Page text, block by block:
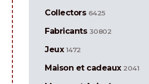
Collectors 6425
Fabricants 30802
Jeux 1472
Maison et cadeaux 2041